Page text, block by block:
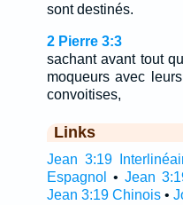
sont destinés.
2 Pierre 3:3
sachant avant tout
moqueurs avec
convoitises,
Links
Jean 3:19
Espagnol
•Jean
Jean 3:19 Chinois•